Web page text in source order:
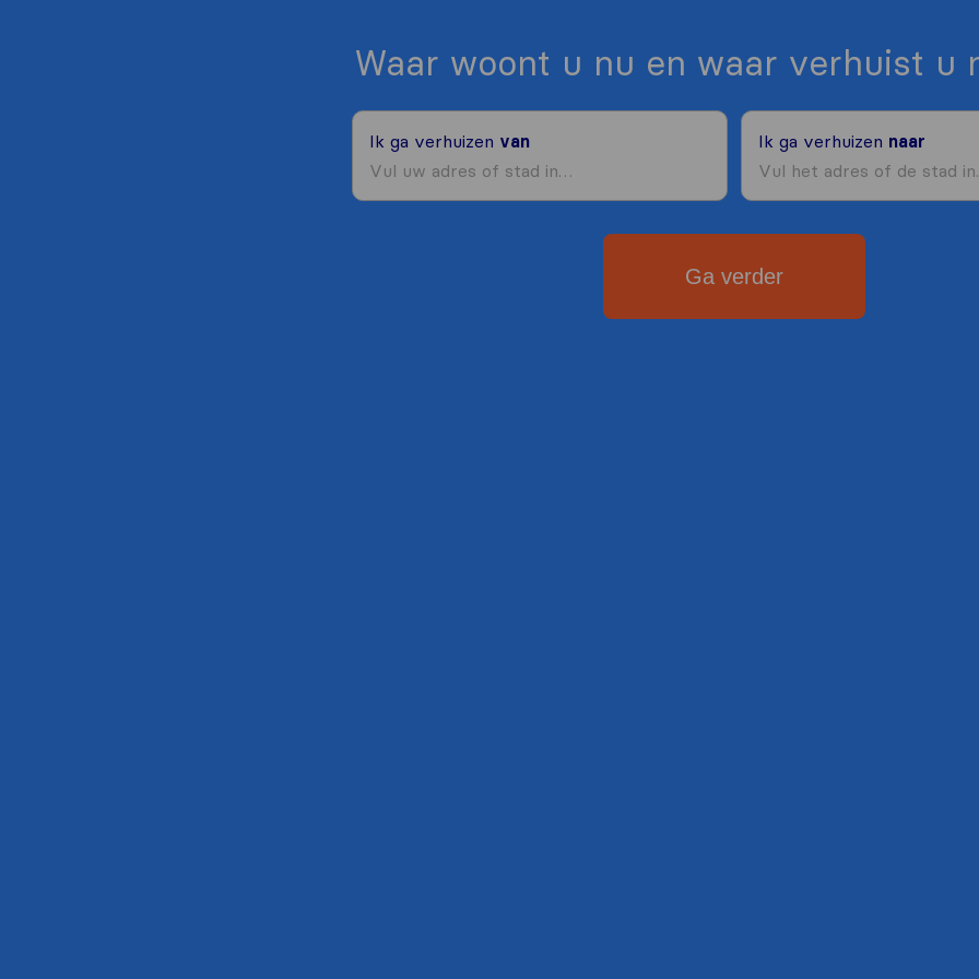
Waar woont u nu en waar verhuist u
Ik ga verhuizen van Ik ga verhuizen naar
Ga verder